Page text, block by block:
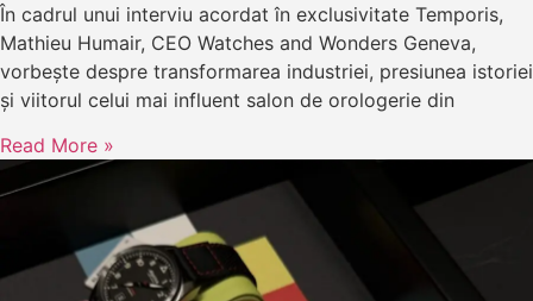
În cadrul unui interviu acordat în exclusivitate Temporis,
Mathieu Humair, CEO Watches and Wonders Geneva,
vorbește despre transformarea industriei, presiunea istoriei
și viitorul celui mai influent salon de orologerie din
Read More »